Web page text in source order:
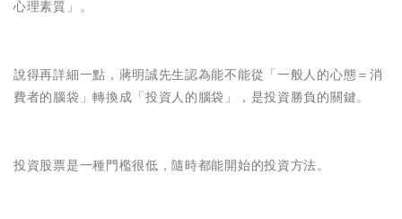
心理素質」。
說得再詳細一點，蔣明誠先生認為能不能從「一般人的心態＝消
費者的腦袋」轉換成「投資人的腦袋」，是投資勝負的關鍵。
投資股票是一種門檻很低，隨時都能開始的投資方法。